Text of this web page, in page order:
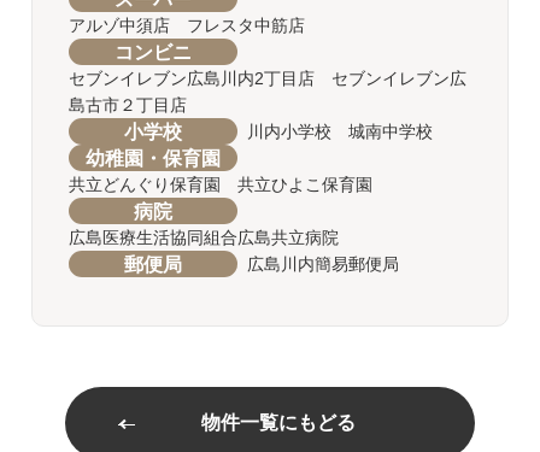
アルゾ中須店 フレスタ中筋店
コンビニ
セブンイレブン広島川内2丁目店 セブンイレブン広
島古市２丁目店
小学校 川内小学校 城南中学校
幼稚園・保育園
共立どんぐり保育園 共立ひよこ保育園
病院
広島医療生活協同組合広島共立病院
郵便局 広島川内簡易郵便局
物件一覧にもどる